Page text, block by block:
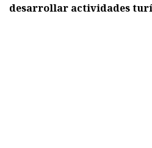
desarrollar actividades